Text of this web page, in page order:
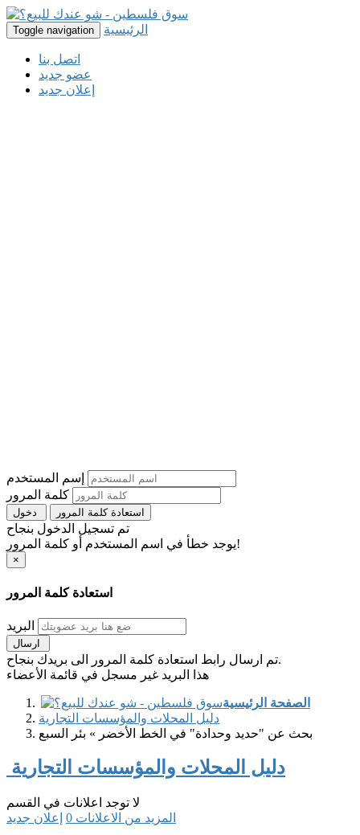
Toggle navigation الرئيسية
اتصل بنا
عضو جديد
إعلان جديد
إسم المستخدم
كلمة المرور
استعادة كلمة المرور
تم تسجيل الدخول بنجاح
يوجد خطأ في اسم المستخدم أو كلمة المرور!
×
استعادة كلمة المرور
البريد
تم ارسال رابط استعادة كلمة المرور الى بريدك بنجاح.
هذا البريد غير مسجل في قائمة الأعضاء
الصفحة الرئيسية
دليل المحلات والمؤسسات التجارية
بحث عن "حديد وحدادة" في الخط الأخضر » بئر السبع
دليل المحلات والمؤسسات التجارية
لا توجد اعلانات في القسم
المزيد من الاعلانات 0 إعلان جديد